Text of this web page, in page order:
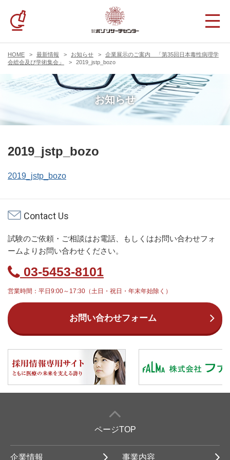
HOME 最新情報 お知らせ
企業展示のご案内 「第35回日本毒性病理学
会総会及び学術集会」
2019_jstp_bozo
お知らせ
2019_jstp_bozo
2019_jstp_bozo
Contact Us
試験のご依頼・ご相談はお電話、もしくはお問い合わせフォ
ームよりお問い合わせください。
03-5453-8101
営業時間：平日9:00～17:30（土日・祝日・年末年始除く）
お問い合わせフォーム
ページTOP
企業情報 事業内容